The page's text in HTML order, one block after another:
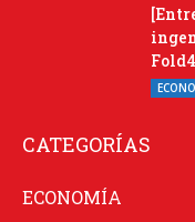
CATEGORÍAS
ECONOMÍA